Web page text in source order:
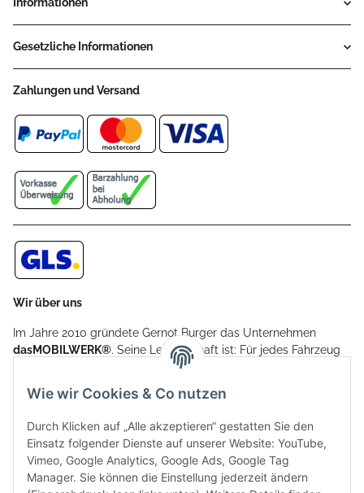
Informationen
Gesetzliche Informationen
Zahlungen und Versand
Wir über uns
Im Jahre 2010 gründete Gernot Burger das Unternehmen
dasMOBILWERK®. Seine Leidenschaft ist: Für jedes Fahrzeug
ein Car Cover anzubieten - passgenau und individuell.
Aufgrund der vielen positiven Kundenrückmeldungen kamen
weitere Produkte, wie Reifenschuhe, Hardtopständer hinzu.
Seine Reifenschoner werden in Deutschland produziert und
sind mit hochwertigen Techniken und Materialien gefertigt.
dasMOBILWERK® ist seit der Gründung ein
Familienunternehmen, welches sich seit 2010 auf
Wie wir Cookies & Co nutzen
Durch Klicken auf „Alle akzeptieren“ gestatten Sie den
Einsatz folgender Dienste auf unserer Website: YouTube,
Vimeo, Google Analytics, Google Ads, Google Tag
Manager. Sie können die Einstellung jederzeit ändern